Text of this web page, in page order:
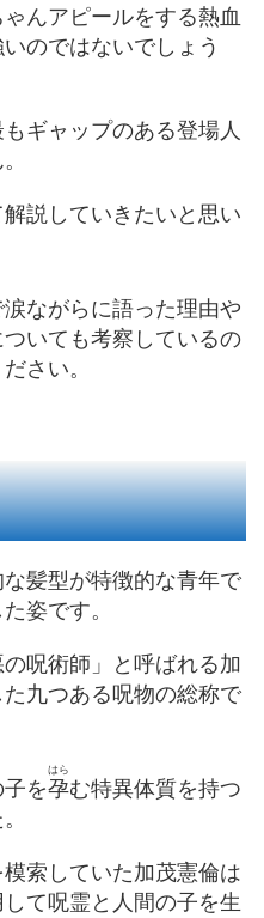
んアピールをする熱血
のではないでしょう
ギャップのある登場人
説していきたいと思い
涙ながらに語った理由や
いても考察しているの
さい。
髪型が特徴的な青年で
姿です。
呪術師」と呼ばれる加
九つある呪物の総称で
を孕
はら
む特異体質を持つ
索していた加茂憲倫は
て呪霊と人間の子を生